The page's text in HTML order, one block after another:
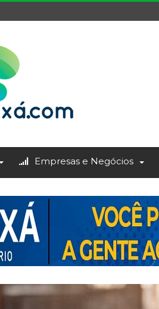
Empresas e Negócios